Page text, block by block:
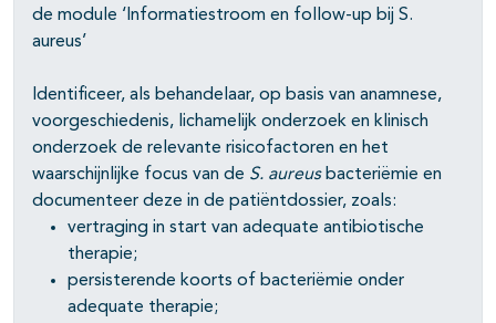
de module ‘Informatiestroom en follow-up bij S.
aureus’
Identificeer, als behandelaar, op basis van anamnese,
voorgeschiedenis, lichamelijk onderzoek en klinisch
onderzoek de relevante risicofactoren en het
waarschijnlijke focus van de S. aureus bacteriëmie en
documenteer deze in de patiëntdossier, zoals:
vertraging in start van adequate antibiotische
therapie;
persisterende koorts of bacteriëmie onder
adequate therapie;